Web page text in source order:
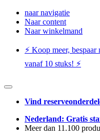
naar navigatie
Naar content
Naar winkelmand
⚡️ Koop meer,
vanaf 10 stuks! ⚡️
Vind
Nederland: Gratis
Meer dan 11.100